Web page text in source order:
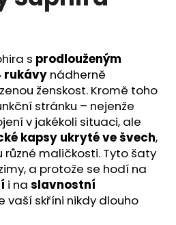
s prodlouženým
rukávy nádherně
ženskost. Kromě toho
stránku – nejenže
v jakékoli situaci, ale
kapsy ukryté ve švech,
maličkosti. Tyto šaty
a protože se hodí na
i na slavnostní
vaší skříni nikdy dlouho